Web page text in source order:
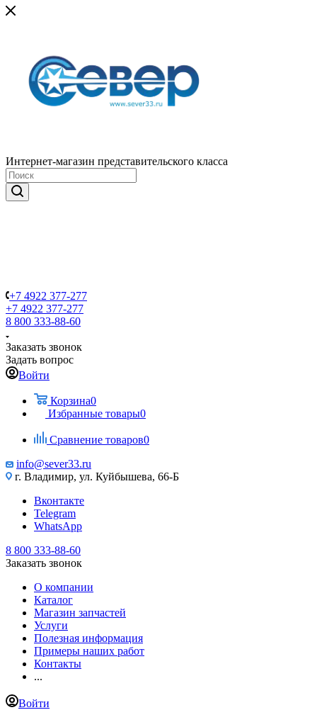
Интернет-магазин представительского класса
+7 4922 377-277
+7 4922 377-277
8 800 333-88-60
Заказать звонок
Задать вопрос
Войти
Корзина0
Избранные товары0
Сравнение товаров0
info@sever33.ru
г. Владимир, ул. Куйбышева, 66-Б
Вконтакте
Telegram
WhatsApp
8 800 333-88-60
Заказать звонок
О компании
Каталог
Магазин запчастей
Услуги
Полезная информация
Примеры наших работ
Контакты
...
Войти